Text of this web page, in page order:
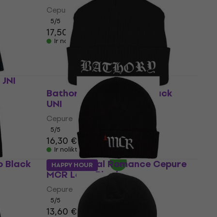
Cepure
5/5
17,50 €
Ir noliktavā
Bathory Cepure Logo Black
UNI
Cepure
5/5
16,30 € 16,70 €
Ir noliktavā
Black My Chemical Romance Cepure
MCR Logo Black
Cepure
5/5
13,60 €
HAPPY HOUR